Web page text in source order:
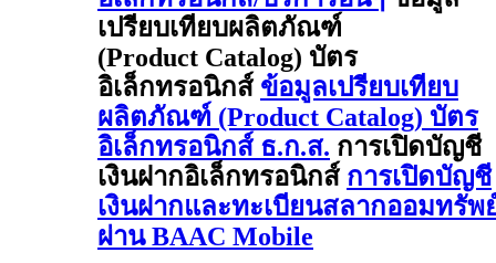
เปรียบเทียบผลิตภัณฑ์
(Product Catalog) บัตร
อิเล็กทรอนิกส์ ข้อมูลเปรียบเทียบ
ผลิตภัณฑ์ (Product Catalog) บัตร
อิเล็กทรอนิกส์ ธ.ก.ส. การเปิดบัญชี
เงินฝากอิเล็กทรอนิกส์ การเปิดบัญชี
เงินฝากและทะเบียนสลากออมทรัพ
ผ่าน BAAC Mobile